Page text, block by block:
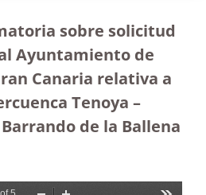
sobre solicitud
Ayuntamiento de
Canaria relativa a
Tenoya –
de la Ballena